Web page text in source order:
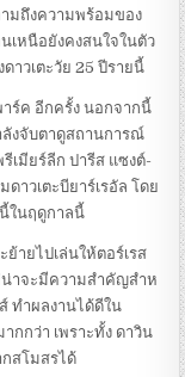
มถึงความพร้อมของ
เหนือยังคงสนใจในตัว
าวเตะวัย 25 ปีรายนี้
าร์ค อีกครั้ง นอกจากนี้
ลังจับตาดูสถานการณ์
เมียร์ลีก ปารีส แซงต์-
าวเตะบียาร์เรอัล โดย
ในฤดูกาลนี้
ายไปเล่นให้ตอร์เรส
น่าจะมีความสําคัญสําห
ทําผลงานได้ดีใน
กกว่า เพราะทั้ง ดาวิน
กสโมสรได้